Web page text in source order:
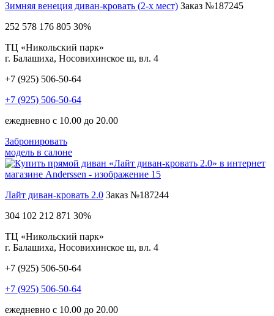
Зимняя венеция диван-кровать (2-х мест) Заказ №187245
252 578 176 805 30%
ТЦ «Никольский парк»
г. Балашиха, Носовихинское ш, вл. 4
+7 (925) 506-50-64
+7 (925) 506-50-64
ежедневно с 10.00 до 20.00
Забронировать
модель в салоне
Лайт диван-кровать 2.0 Заказ №187244
304 102 212 871 30%
ТЦ «Никольский парк»
г. Балашиха, Носовихинское ш, вл. 4
+7 (925) 506-50-64
+7 (925) 506-50-64
ежедневно с 10.00 до 20.00